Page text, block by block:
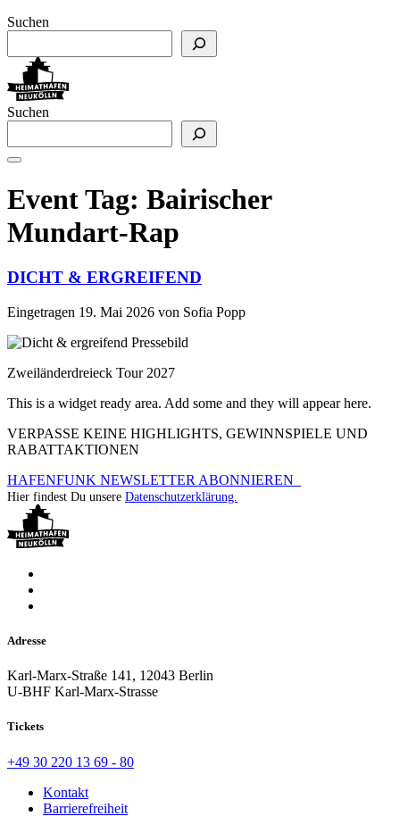
Suchen
Suchen
Event Tag: Bairischer
Mundart-Rap
DICHT & ERGREIFEND
Eingetragen 19. Mai 2026 von Sofia Popp
Zweiländerdreieck Tour 2027
This is a widget ready area. Add some and they will appear here.
VERPASSE KEINE HIGHLIGHTS, GEWINNSPIELE UND
RABATTAKTIONEN
HAFENFUNK NEWSLETTER ABONNIEREN
Hier findest Du unsere Datenschutzerklärung.
Adresse
Karl-Marx-Straße 141, 12043 Berlin
U-BHF Karl-Marx-Strasse
Tickets
+49 30 220 13 69 - 80
Kontakt
Barrierefreiheit